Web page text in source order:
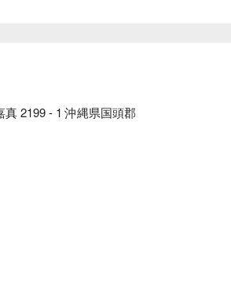
真 2199 - 1 沖縄県国頭郡